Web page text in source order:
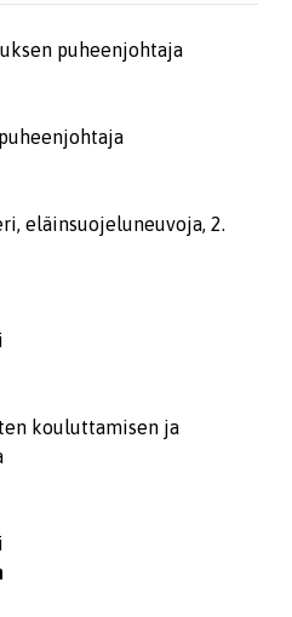
puheenjohtaja
eläinsuojeluneuvoja, 2.
kouluttamisen ja